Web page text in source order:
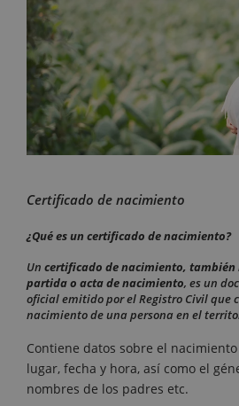
Certificado de nacimiento
¿Qué es un certificado de nacimiento?
Un certificado de nacimiento,
partida o acta de nacimiento, es un
oficial emitido por el Registro Civil que
nacimiento de una persona en el
Contiene datos sobre el
lugar, fecha y hora, así como el
nombres de los padres etc.